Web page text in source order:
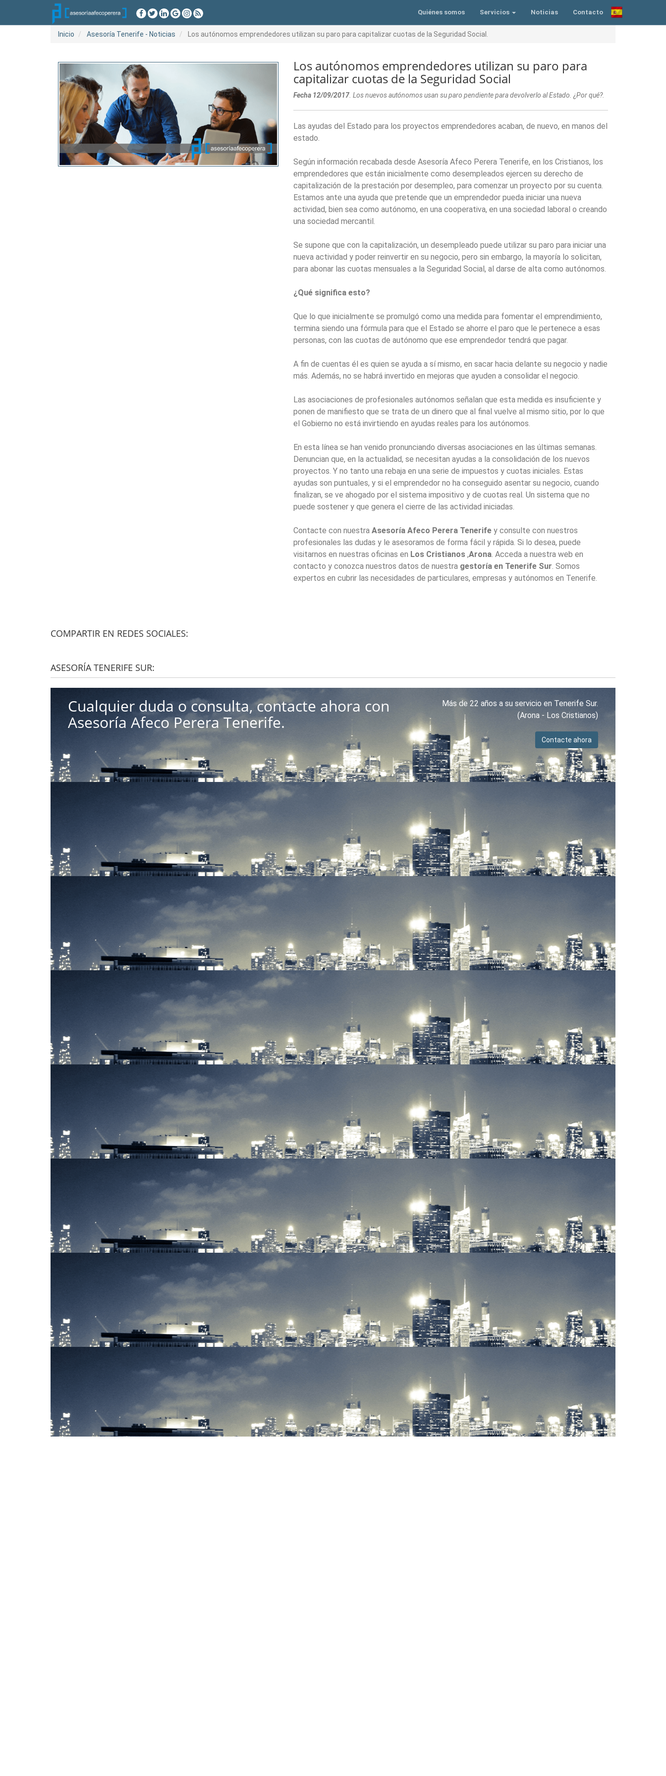
Quiénes somos Servicios Noticias Contacto
Inicio Asesoría Tenerife - Noticias Los autónomos emprendedores utilizan su paro para capitalizar cuotas de la Seguridad Social.
Los autónomos emprendedores utilizan su paro para
capitalizar cuotas de la Seguridad Social
Fecha 12/09/2017 . Los nuevos autónomos usan su paro pendiente para devolverlo al Estado. ¿Por qué?.
Las ayudas del Estado para los proyectos emprendedores acaban, de nuevo, en manos del
estado.
Según información recabada desde Asesoría Afeco Perera Tenerife, en los Cristianos, los
emprendedores que están inicialmente como desempleados ejercen su derecho de
capitalización de la prestación por desempleo, para comenzar un proyecto por su cuenta.
Estamos ante una ayuda que pretende que un emprendedor pueda iniciar una nueva
actividad, bien sea como autónomo, en una cooperativa, en una sociedad laboral o creando
una sociedad mercantil.
Se supone que con la capitalización, un desempleado puede utilizar su paro para iniciar una
nueva actividad y poder reinvertir en su negocio, pero sin embargo, la mayoría lo solicitan,
para abonar las cuotas mensuales a la Seguridad Social, al darse de alta como autónomos.
¿Qué significa esto?
Que lo que inicialmente se promulgó como una medida para fomentar el emprendimiento,
termina siendo una fórmula para que el Estado se ahorre el paro que le pertenece a esas
personas, con las cuotas de autónomo que ese emprendedor tendrá que pagar.
A fin de cuentas él es quien se ayuda a sí mismo, en sacar hacia delante su negocio y nadie
más. Además, no se habrá invertido en mejoras que ayuden a consolidar el negocio.
Las asociaciones de profesionales autónomos señalan que esta medida es insuficiente y
ponen de manifiesto que se trata de un dinero que al final vuelve al mismo sitio, por lo que
el Gobierno no está invirtiendo en ayudas reales para los autónomos.
En esta línea se han venido pronunciando diversas asociaciones en las últimas semanas.
Denuncian que, en la actualidad, se necesitan ayudas a la consolidación de los nuevos
proyectos. Y no tanto una rebaja en una serie de impuestos y cuotas iniciales. Estas
ayudas son puntuales, y si el emprendedor no ha conseguido asentar su negocio, cuando
finalizan, se ve ahogado por el sistema impositivo y de cuotas real. Un sistema que no
puede sostener y que genera el cierre de las actividad iniciadas.
Contacte con nuestra Asesoría Afeco Perera Tenerife y consulte con nuestros
profesionales las dudas y le asesoramos de forma fácil y rápida. Si lo desea, puede
visitarnos en nuestras oficinas en Los Cristianos ,Arona. Acceda a nuestra web en
contacto y conozca nuestros datos de nuestra gestoría en Tenerife Sur. Somos
expertos en cubrir las necesidades de particulares, empresas y autónomos en Tenerife.
COMPARTIR EN REDES SOCIALES:
ASESORÍA TENERIFE SUR:
Cualquier duda o consulta, contacte ahora con
Asesoría Afeco Perera Tenerife.
Más de 22 años a su servicio en Tenerife Sur.
(Arona - Los Cristianos)
Contacte ahora